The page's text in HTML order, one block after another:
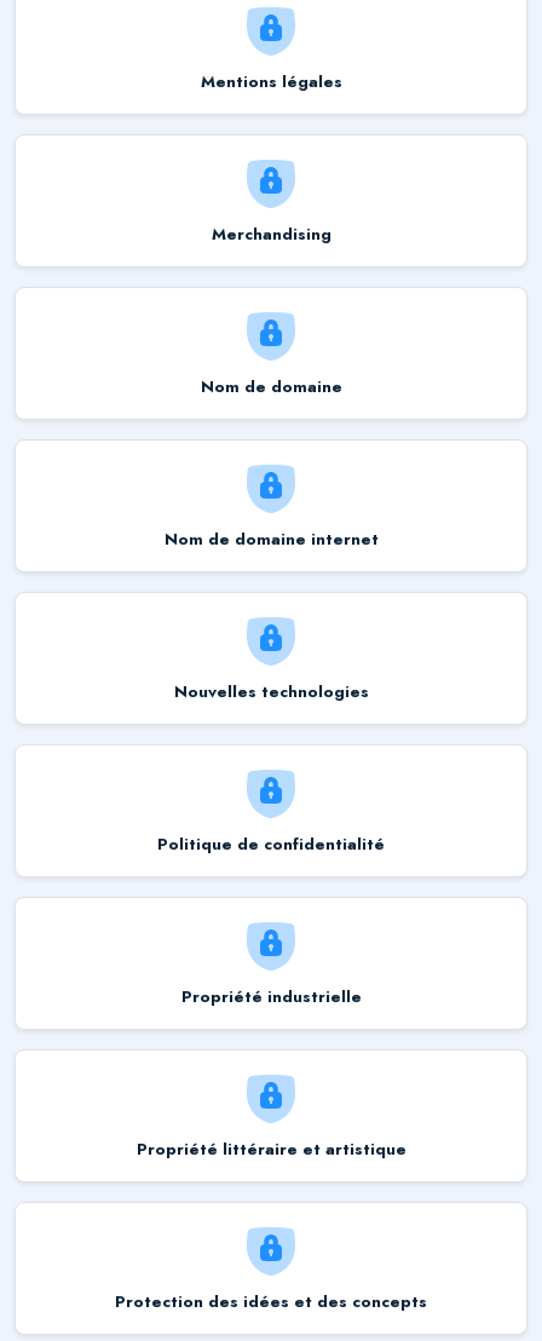
Mentions légales
Merchandising
Nom de domaine
Nom de domaine internet
Nouvelles technologies
Politique de confidentialité
Propriété industrielle
Propriété littéraire et artistique
Protection des idées et des concepts